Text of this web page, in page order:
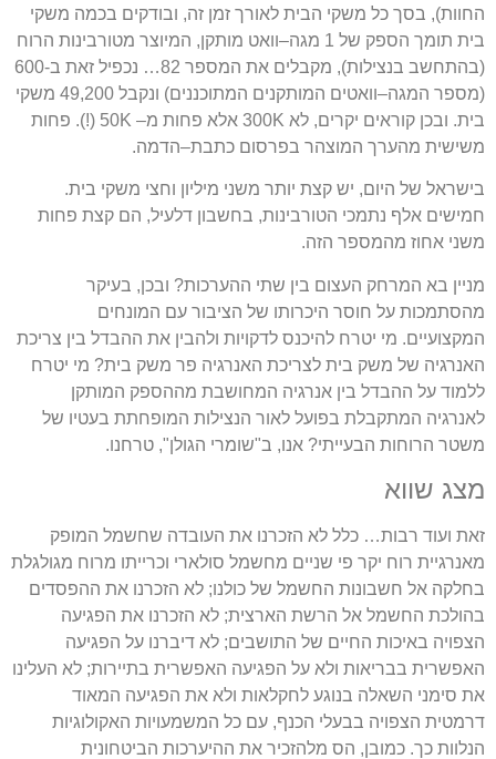
החוות), בסך כל משקי הבית לאורך זמן זה, ובודקים בכמה משקי
בית תומך הספק של
מגה–וואט מותקן, המיוצר מטורבינות הרוח
(בהתחשב בנצילות), מקבלים את המספר נכפיל זאת ב -600
(מספר המגה–וואטים המותקנים המתוכננים) ונקבל
משקי
בית. ובכן קוראים יקרים, לא אלא פחות מ– 50K (!).
פחות
משישית מהערך המוצהר בפרסום כתבת–הדמה.
בישראל של היום, יש קצת יותר משני מיליון וחצי משקי בית.
חמישים אלף נתמכי הטורבינות, בחשבון דלעיל, הם קצת פחות
משני אחוז מהמספר הזה.
מניין בא המרחק העצום בין שתי ההערכות? ובכן, בעיקר
מהסתמכות על חוסר היכרותו של הציבור עם המונחים
המקצועיים. מי יטרח להיכנס לדקויות ולהבין את ההבדל בין צריכת
האנרגיה של משק בית לצריכת האנרגיה פר משק בית? מי יטרח
ללמוד על ההבדל בין אנרגיה המחושבת מההספק המותקן
לאנרגיה המתקבלת בפועל לאור הנצילות המופחתת בעטיו של
משטר הרוחות הבעייתי? אנו, ב"שומרי הגולן", טרחנו.
מצג שווא
זאת ועוד רבות… כלל לא הזכרנו את העובדה שחשמל המופק
מאנרגיית רוח יקר פי שניים מחשמל סולארי וכרייתו מרוח מגולגלת
בחלקה אל חשבונות החשמל של כולנו; לא הזכרנו את ההפסדים
בהולכת החשמל אל הרשת הארצית; לא הזכרנו את הפגיעה
הצפויה באיכות החיים של התושבים; לא דיברנו על הפגיעה
האפשרית בבריאות ולא על הפגיעה האפשרית בתיירות; לא העלינו
את סימני השאלה בנוגע לחקלאות ולא את הפגיעה המאוד
דרמטית הצפויה בבעלי הכנף, עם כל המשמעויות האקולוגיות
הנלוות כך. כמובן, הס מלהזכיר את ההיערכות הביטחונית